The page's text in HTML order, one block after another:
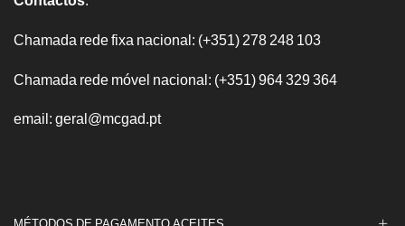
Chamada rede fixa nacional: (+351) 278 248 103
Chamada rede móvel nacional: (+351) 964 329 364
email: geral@mcgad.pt